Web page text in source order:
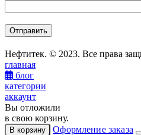
Нефтитек. © 2023. Все права
главная
блог
категории
аккаунт
Вы отложили
в свою корзину.
В корзину Оформление заказа